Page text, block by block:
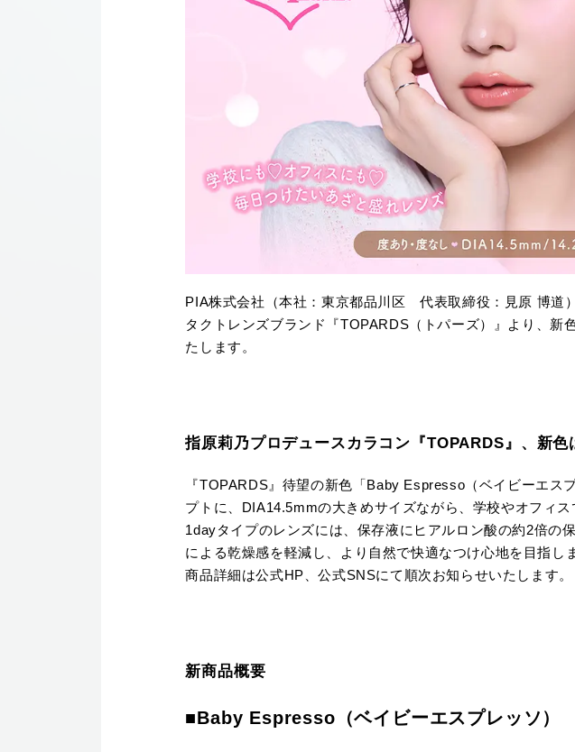
PIA株式会社（本社：東京都品川区 代表取締役：見原 博道
タクトレンズブランド『TOPARDS（トパーズ）』より、
たします。
指原莉乃プロデュースカラコン『TOPARDS』、新
『TOPARDS』待望の新色「Baby Espresso（ベイビーエ
プトに、DIA14.5mmの大きめサイズながら、学校やオフィ
1dayタイプのレンズには、保存液にヒアルロン酸の約2倍の
による乾燥感を軽減し、より自然で快適なつけ心地を目指し
商品詳細は公式HP、公式SNSにて順次お知らせいたします。
新商品概要
■Baby Espresso（ベイビーエスプレッソ）